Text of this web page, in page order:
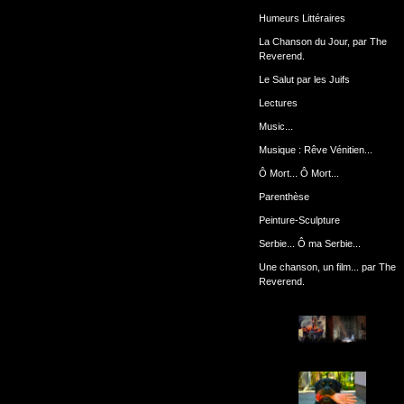
Humeurs Littéraires
La Chanson du Jour, par The
Reverend.
Le Salut par les Juifs
Lectures
Music...
Musique : Rêve Vénitien...
Ô Mort... Ô Mort...
Parenthèse
Peinture-Sculpture
Serbie... Ô ma Serbie...
Une chanson, un film... par The
Reverend.